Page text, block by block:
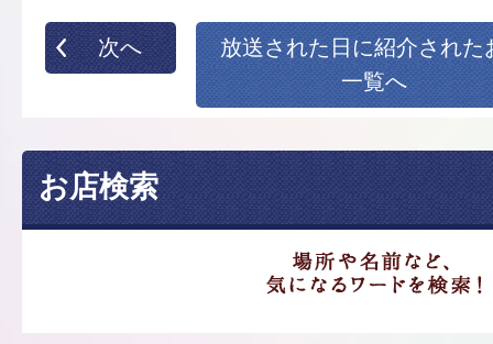
次へ
放送された日に紹介された
一覧へ
お店検索